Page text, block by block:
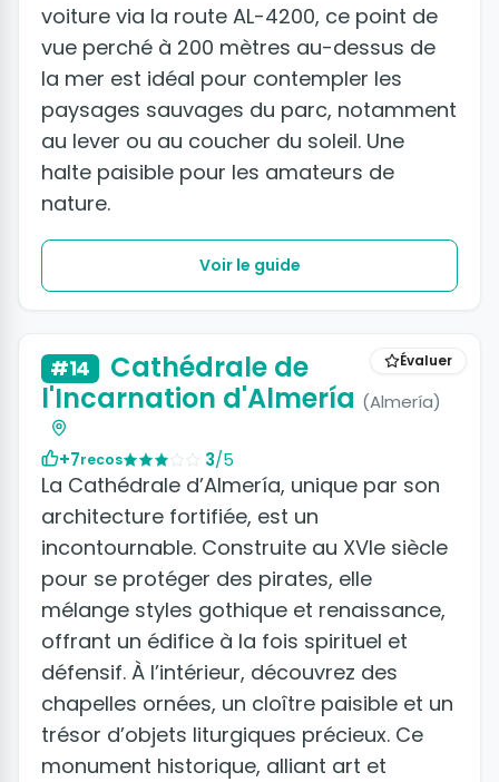
voiture via la route AL-4200, ce point de
vue perché à 200 mètres au-dessus de
la mer est idéal pour contempler les
paysages sauvages du parc, notamment
au lever ou au coucher du soleil. Une
halte paisible pour les amateurs de
nature.
Voir le guide
Évaluer
#14
Cathédrale de
l'Incarnation d'Almería (Almería)
+7recos 3/5
La Cathédrale d’Almería, unique par son
architecture fortifiée, est un
incontournable. Construite au XVIe siècle
pour se protéger des pirates, elle
mélange styles gothique et renaissance,
offrant un édifice à la fois spirituel et
défensif. À l’intérieur, découvrez des
chapelles ornées, un cloître paisible et un
trésor d’objets liturgiques précieux. Ce
monument historique, alliant art et